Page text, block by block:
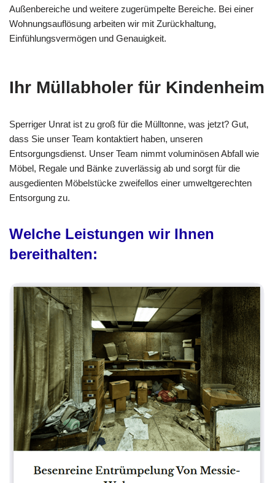
Außenbereiche und weitere zugerümpelte Bereiche. Bei einer
Wohnungsauflösung arbeiten wir mit Zurückhaltung,
Einfühlungsvermögen und Genauigkeit.
Ihr Müllabholer für Kindenheim
Sperriger Unrat ist zu groß für die Mülltonne, was jetzt? Gut,
dass Sie unser Team kontaktiert haben, unseren
Entsorgungsdienst. Unser Team nimmt voluminösen Abfall wie
Möbel, Regale und Bänke zuverlässig ab und sorgt für die
ausgedienten Möbelstücke zweifellos einer umweltgerechten
Entsorgung zu.
Welche Leistungen wir Ihnen
bereithalten: